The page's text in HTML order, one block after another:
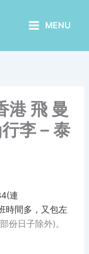
MENU
港 飛 曼
李 – 泰
連
時間多，又包左
份日子除外)。